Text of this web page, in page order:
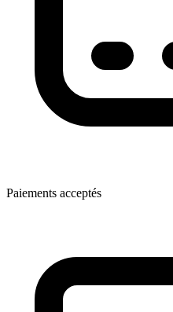
Paiements acceptés